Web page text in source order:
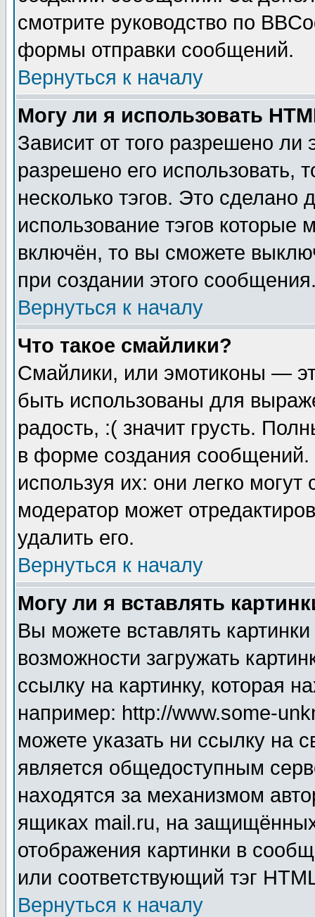
смотрите руководство по
формы отправки сообщений.
Вернуться к началу
Могу ли я использовать
Зависит от того разрешено
разрешено его использовать,
несколько тэгов. Это сделано
использование тэгов
включён, то вы сможете
при создании этого
Вернуться к началу
Что такое смайлики?
Смайлики, или эмотиконы —
быть использованы для
радость, :( значит грусть.
в форме создания сообщений.
используя их: они легко
модератор может
удалить его.
Вернуться к началу
Могу ли я вставлять
Вы можете вставлять
возможности загружать
ссылку на картинку, которая
например: http://www.some-
можете указать ни ссылку на
является общедоступным
находятся за механизмом
ящиках mail.ru, на
отображения картинки в
или соответствующий тэг
Вернуться к началу